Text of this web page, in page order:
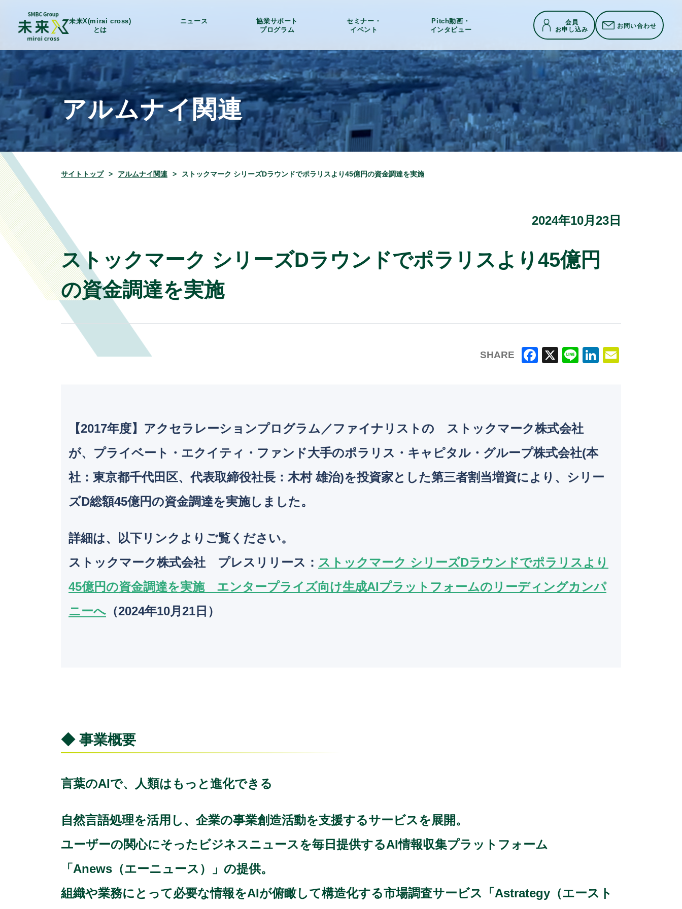
未来X(mirai cross)
とは
ニュース
協業サポート
プログラム
セミナー・
イベント
Pitch動画・
インタビュー
会員
お申し込み お問い合わせ
アルムナイ関連
サイトトップ アルムナイ関連 ストックマーク シリーズDラウンドでポラリスより45億円の資金調達を実施
2024年10月23日
ストックマーク シリーズDラウンドでポラリスより45億円
の資金調達を実施
SHARE
e
b
o
o
k
n
【2017年度】アクセラレーションプログラム／ファイナリストの ストックマーク株式会社
が、プライベート・エクイティ・ファンド大手のポラリス・キャピタル・グループ株式会社(本
社：東京都千代田区、代表取締役社長：木村 雄治)を投資家とした第三者割当増資により、シリー
ズD総額45億円の資金調達を実施しました。
詳細は、以下リンクよりご覧ください。
ストックマーク株式会社 プレスリリース ： ストックマーク シリーズDラウンドでポラリスより
45億円の資金調達を実施 エンタープライズ向け生成AIプラットフォームのリーディングカンパ
ニーへ （2024年10月21日）
◆ 事業概要
言葉のAIで、人類はもっと進化できる
自然言語処理を活用し、企業の事業創造活動を支援するサービスを展開。
ユーザーの関心にそったビジネスニュースを毎日提供するAI情報収集プラットフォーム
「Anews（エーニュース）」の提供。
組織や業務にとって必要な情報をAIが俯瞰して構造化する市場調査サービス「Astrategy（エースト